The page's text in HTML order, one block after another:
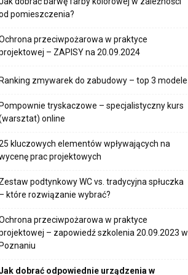
pomieszczenia?
przeciwpożarowa w praktyce
– ZAPISY na 20.09.2024
zmywarek do zabudowy – top 3 modele
tryskaczowe – specjalistyczny kurs
online
kluczowych elementów wpływających na
prac projektowych
podtynkowy WC vs. tradycyjna spłuczka
które rozwiązanie wybrać?
przeciwpożarowa w praktyce
– zapowiedź szkolenia 20.09.2023 w
dobrać odpowiednie urządzenia w